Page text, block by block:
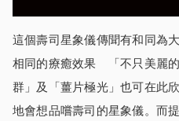
這個壽司星象儀傳聞有和同為
相同的療癒效果 「不只美麗
群」及「薑片極光」也可在此
地會想品嚐壽司的星象儀。而